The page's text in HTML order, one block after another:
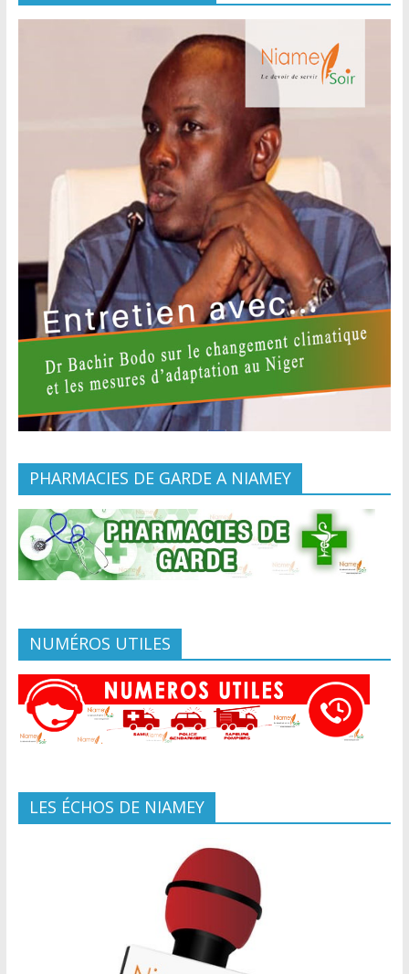
PHARMACIES DE GARDE A NIAMEY
NUMÉROS UTILES
LES ÉCHOS DE NIAMEY